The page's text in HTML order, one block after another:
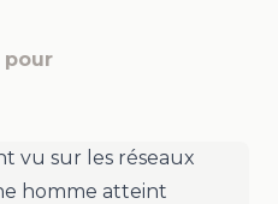
pour
vu sur les réseaux
homme atteint